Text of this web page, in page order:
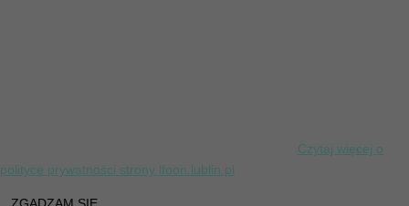
Czytaj więcej o
polityce prywatności strony lfoon.lublin.pl